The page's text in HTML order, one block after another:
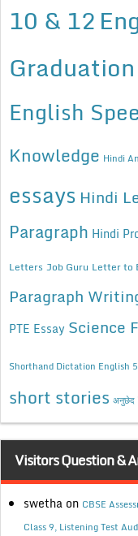
10 & 12
Graduation
English
Knowledge Hindi
essays Hindi
Paragraph Hindi
Letters Job Guru Letter to
Paragraph
PTE Essay Science
Shorthand Dictation English
short stories अनुछेद
Visitors Question &
swetha on CBSE
Class 9, Listening Test